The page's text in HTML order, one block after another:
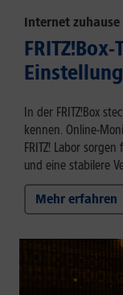
Internet zuhause
In der FRITZ!Box
kennen. Online-
FRITZ! Labor
und eine stabilere
Mehr erfahren